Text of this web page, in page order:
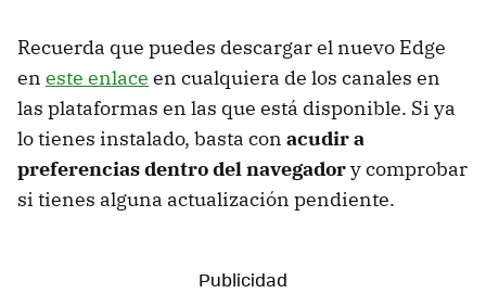
Recuerda que puedes descargar el nuevo Edge
en este enlace en cualquiera de los canales en
las plataformas en las que está disponible. Si ya
lo tienes instalado, basta con acudir a
preferencias dentro del navegadory comprobar
si tienes alguna actualización pendiente.